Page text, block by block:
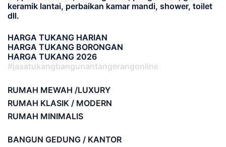
keramik lantai, perbaikan kamar mandi, shower, toilet
dll.
HARGA TUKANG HARIAN
HARGA TUKANG BORONGAN
HARGA TUKANG 2026
#jasatukangbangunantangerangonline
RUMAH MEWAH /LUXURY
RUMAH KLASIK / MODERN
RUMAH MINIMALIS
BANGUN GEDUNG / KANTOR